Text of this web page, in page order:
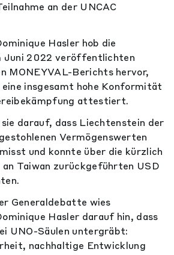
an der UNCAC
Hasler hob die
Juni 2022 veröffentlichten
MONEYVAL-Berichts hervor,
insgesamt hohe Konformität
attestiert.
darauf, dass Liechtenstein der
Vermögenswerten
und konnte über die kürzlich
Taiwan zurückgeführten USD
Generaldebatte wies
Hasler darauf hin, dass
UNO-Säulen untergräbt:
nachhaltige Entwicklung